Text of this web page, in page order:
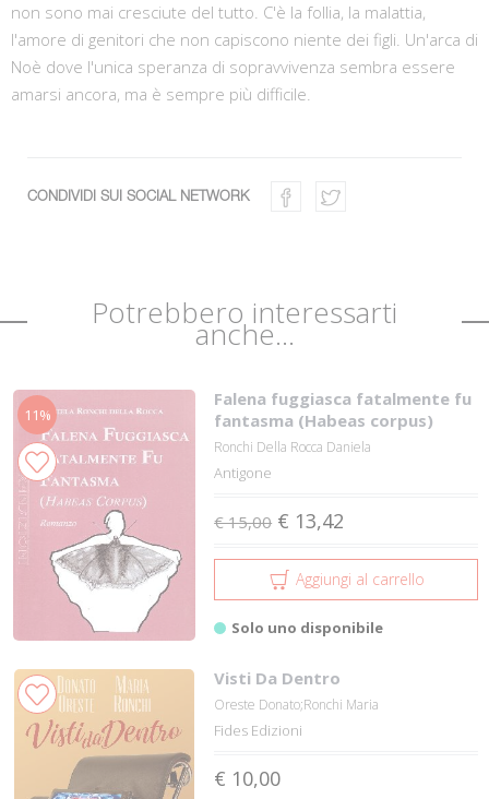
non sono mai cresciute del tutto. C'è la follia, la malattia,
l'amore di genitori che non capiscono niente dei figli. Un'arca di
Noè dove l'unica speranza di sopravvivenza sembra essere
amarsi ancora, ma è sempre più difficile.
CONDIVIDI SUI SOCIAL NETWORK
Potrebbero interessarti
anche...
11%
Falena fuggiasca fatalmente fu
fantasma (Habeas corpus)
Ronchi Della Rocca Daniela
Antigone
€ 15,00 € 13,42
Aggiungi al carrello
Solo uno disponibile
Visti Da Dentro
Oreste Donato;Ronchi Maria
Fides Edizioni
€ 10,00